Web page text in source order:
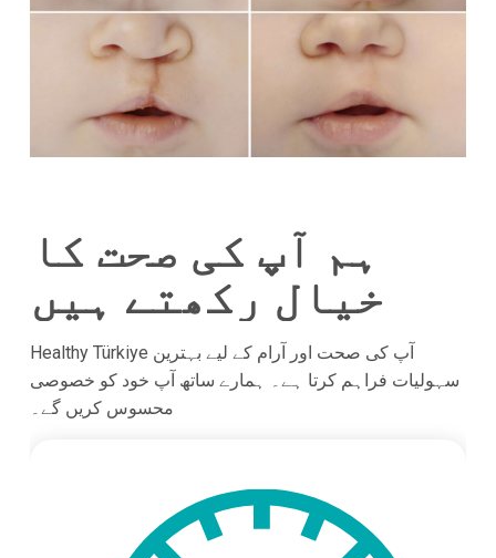
ہم آپ کی صحت کا
خیال رکھتے ہیں
Healthy Türkiye آپ کی صحت اور آرام کے لیے بہترین
سہولیات فراہم کرتا ہے۔ ہمارے ساتھ آپ خود کو خصوصی
محسوس کریں گے۔